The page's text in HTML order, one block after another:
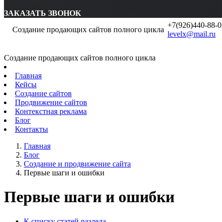
ЗАКАЗАТЬ ЗВОНОК
Создание продающих сайтов полного цикла
+7(926)440-88-
levelx@mail.ru
Создание продающих сайтов полного цикла
Главная
Кейсы
Создание сайтов
Продвижение сайтов
Контекстная реклама
Блог
Контакты
Главная
Блог
Создание и продвижение сайта
Первые шаги и ошибки
Первые шаги и ошибки